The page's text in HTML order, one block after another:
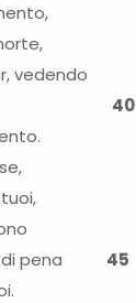
vedendo
offese 40
di pena 45